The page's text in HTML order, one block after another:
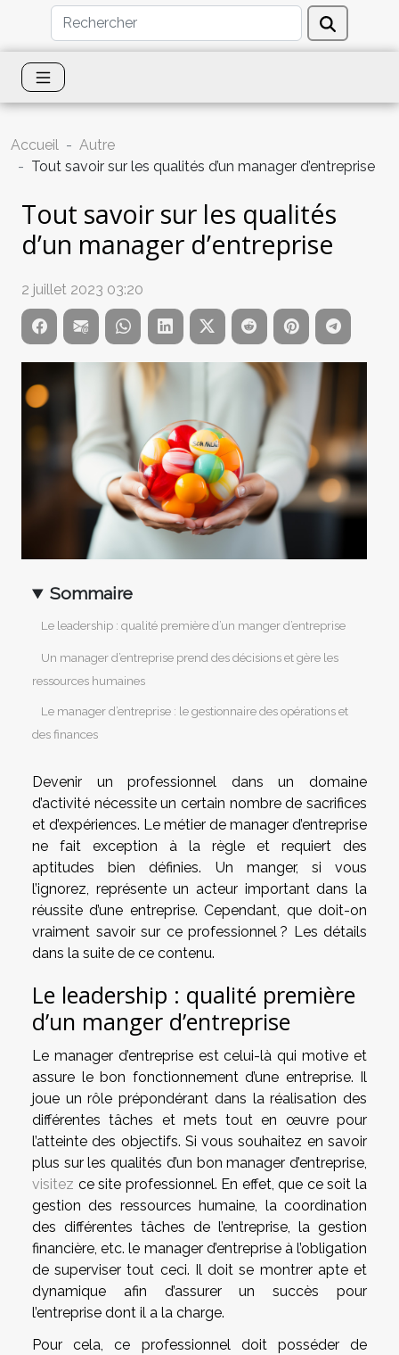
Accueil
Autre
Tout savoir sur les qualités d’un manager d’entreprise
Tout savoir sur les qualités
d’un manager d’entreprise
2 juillet 2023 03:20
Sommaire
Le leadership : qualité première d’un manger d’entreprise
Un manager d’entreprise prend des décisions et gère les
ressources humaines
Le manager d’entreprise : le gestionnaire des opérations et
des finances
Devenir un professionnel dans un domaine
d’activité nécessite un certain nombre de sacrifices
et d’expériences. Le métier de manager d’entreprise
ne fait exception à la règle et requiert des
aptitudes bien définies. Un manger, si vous
l’ignorez, représente un acteur important dans la
réussite d’une entreprise. Cependant, que doit-on
vraiment savoir sur ce professionnel ? Les détails
dans la suite de ce contenu.
Le leadership : qualité première
d’un manger d’entreprise
Le manager d’entreprise est celui-là qui motive et
assure le bon fonctionnement d’une entreprise. Il
joue un rôle prépondérant dans la réalisation des
différentes tâches et mets tout en œuvre pour
l’atteinte des objectifs. Si vous souhaitez en savoir
plus sur les qualités d’un bon manager d’entreprise,
visitez ce site professionnel. En effet, que ce soit la
gestion des ressources humaine, la coordination
des différentes tâches de l’entreprise, la gestion
financière, etc. le manager d’entreprise à l’obligation
de superviser tout ceci. Il doit se montrer apte et
dynamique afin d’assurer un succès pour
l’entreprise dont il a la charge.
Pour cela, ce professionnel doit posséder de